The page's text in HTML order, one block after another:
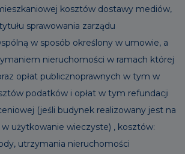
kosztów dostawy mediów,
sprawowania zarządu
w sposób określony w umowie, a
nieruchomości w ramach której
opłat publicznoprawnych w tym w
podatków i opłat w tym refundacji
(jeśli budynek realizowany jest na
użytkowanie wieczyste) , kosztów:
utrzymania nieruchomości